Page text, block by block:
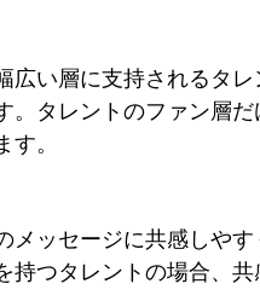
い層に支持されるタレ
。タレントのファン層
。
ッセージに共感しや
つタレントの場合、共